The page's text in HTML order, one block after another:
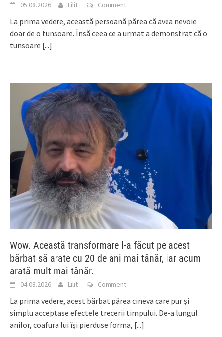
05.08.2026 Lilit Comment
La prima vedere, această persoană părea că avea nevoie
doar de o tunsoare. Însă ceea ce a urmat a demonstrat că o
tunsoare [...]
Wow. Această transformare l-a făcut pe acest
bărbat să arate cu 20 de ani mai tânăr, iar acum
arată mult mai tânăr.
04.08.2026 Lilit Comment
La prima vedere, acest bărbat părea cineva care pur și
simplu acceptase efectele trecerii timpului. De-a lungul
anilor, coafura lui își pierduse forma, [...]